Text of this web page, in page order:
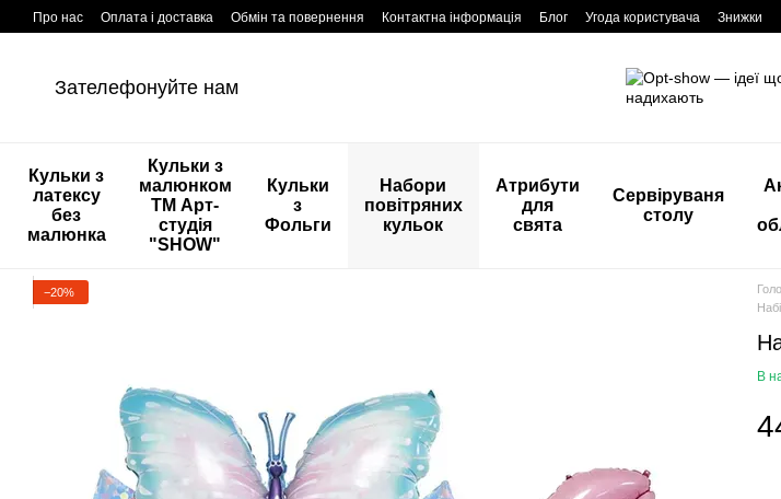
Перейти к основному контенту
Про нас Оплата і доставка Обмін та повернення Контактна інформація Блог Угода користувача Знижки
Зателефонуйте нам
Кульки з
латексу
без
малюнка
Кульки з
малюнком
ТМ Арт-
студія
"SHOW"
Кульки
з
Фольги
Набори
повітряних
кульок
Атрибути
для
свята
Сервіруваня
столу
−20%
В